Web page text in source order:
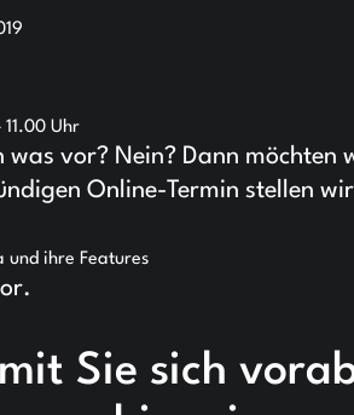
11.00 Uhr
was vor? Nein? Dann
Online-Termin stellen
und ihre Features
Sie sich